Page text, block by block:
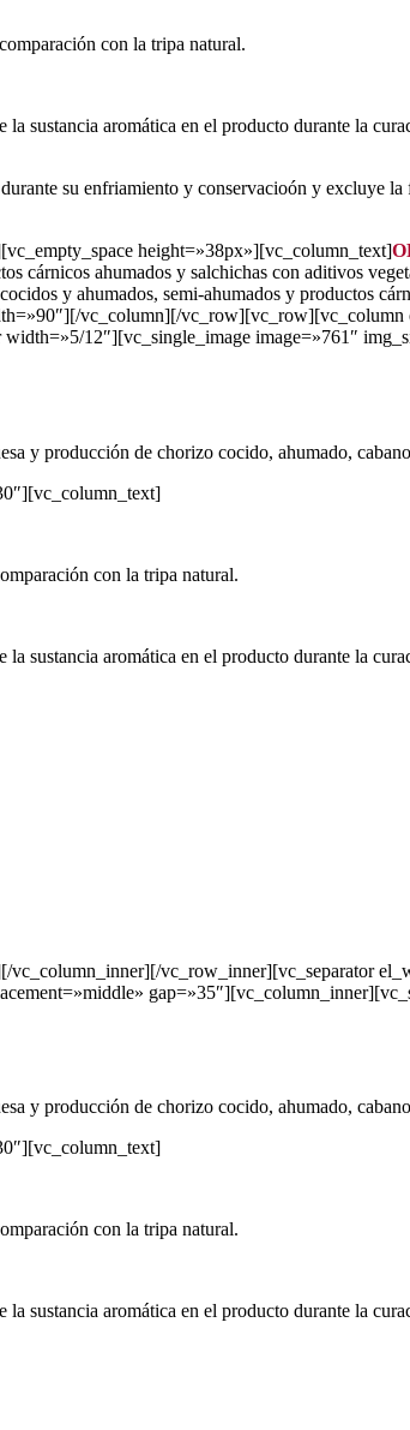
con la tripa natural.
sustancia aromática en el producto durante la
su enfriamiento y conservacioón y excluye
height=»38px»][vc_column_text]
cárnicos ahumados y salchichas con aditivos
y ahumados, semi-ahumados y productos
vc_column][/
12″][vc_single_image image=»761″
y producción de chorizo cocido, ahumado,
con la tripa natural.
sustancia aromática en el producto durante la
vc_row_inner][vc_separator
y producción de chorizo cocido, ahumado,
con la tripa natural.
sustancia aromática en el producto durante la